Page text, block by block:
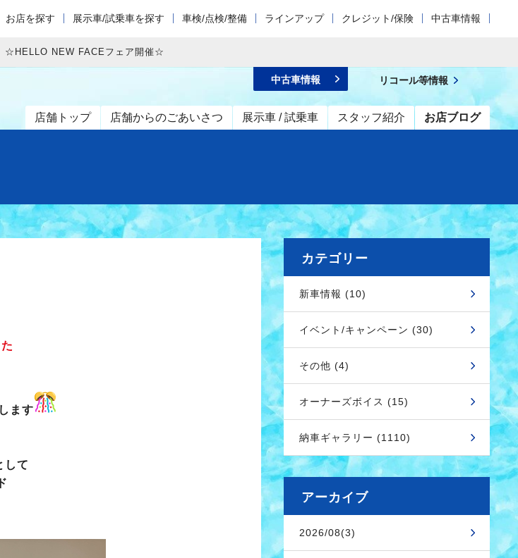
お店を探す 展示車/試乗車を探す 車検/点検/整備 ラインアップ クレジット/保険 中古車情報
☆HELLO NEW FACEフェア開催☆
店舗トップ 店舗からのごあいさつ 展示車 / 試乗車 スタッフ紹介 お店ブログ
中古車情報 リコール等情報
ます
して
カテゴリー
新車情報 (10)
イベント/キャンペーン (30)
その他 (4)
オーナーズボイス (15)
納車ギャラリー (1110)
アーカイブ
2026/08(3)